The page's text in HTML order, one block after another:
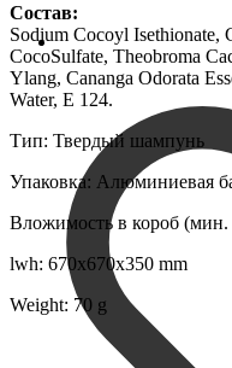
Состав:
Sodium Cocoyl Isethionate,
CocoSulfate, Theobroma
Ylang, Сananga Odorata
Water, E 124.
Тип: Твердый шампунь
Упаковка: Алюминиевая
Вложимость в короб (мин.
lwh: 670x670x350 mm
Weight: 70 g